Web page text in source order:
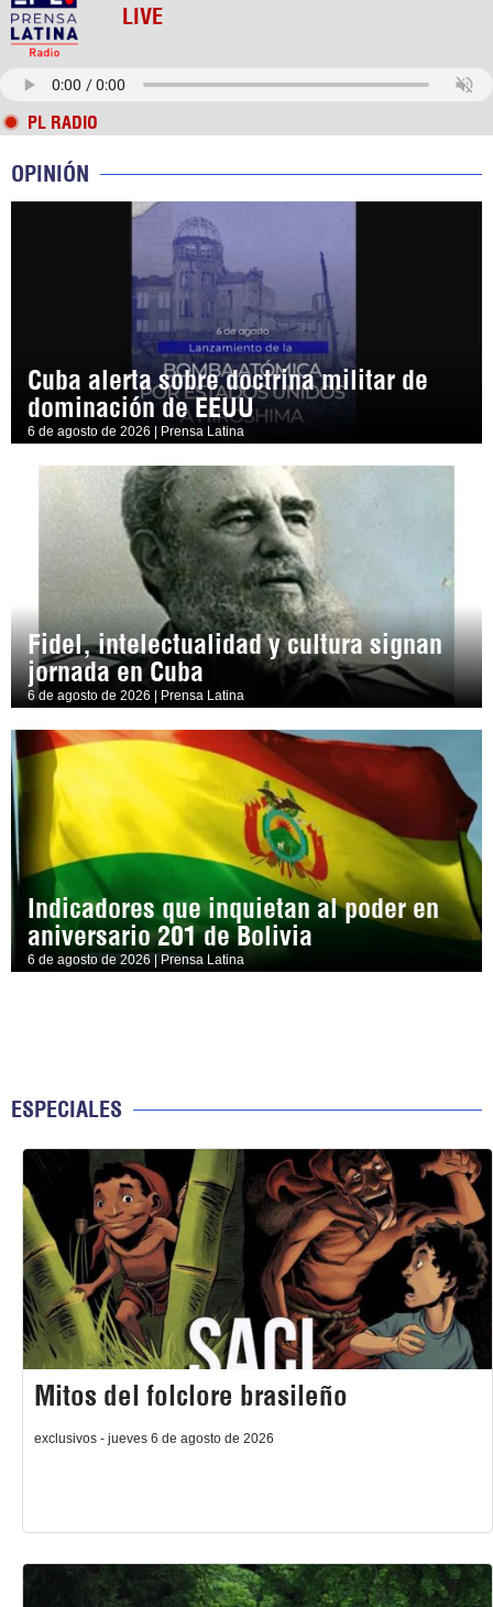
LIVE
PL RADIO
OPINIÓN
Cuba alerta sobre doctrina militar de
dominación de EEUU
6 de agosto de 2026 | Prensa Latina
Fidel, intelectualidad y cultura signan
jornada en Cuba
6 de agosto de 2026 | Prensa Latina
Indicadores que inquietan al poder en
aniversario 201 de Bolivia
6 de agosto de 2026 | Prensa Latina
ESPECIALES
Mitos del folclore brasileño
exclusivos - jueves 6 de agosto de 2026